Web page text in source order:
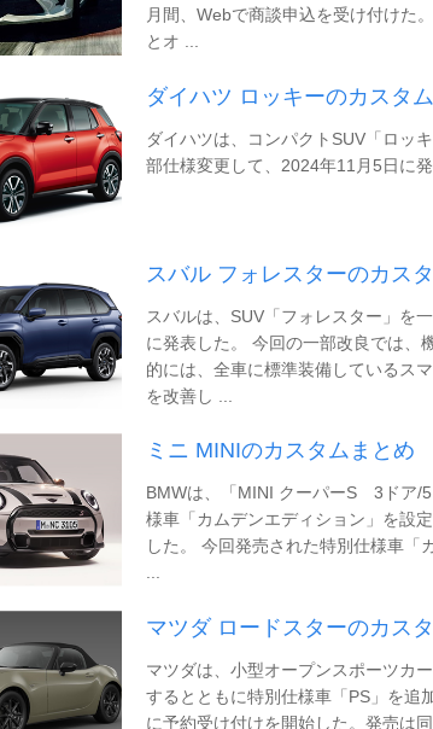
月間、Webで商談申込を受け付けた
とオ ...
ダイハツ ロッキーのカスタ
ダイハツは、コンパクトSUV「ロッ
部仕様変更して、2024年11月5日に発
スバル フォレスターのカス
スバルは、SUV「フォレスター」を
に発表した。 今回の一部改良では、
的には、全車に標準装備しているス
を改善し ...
ミニ MINIのカスタムまとめ
BMWは、「MINI クーパーS 3ドア/
様車「カムデンエディション」を設
した。 今回発売された特別仕様車「
...
マツダ ロードスターのカス
マツダは、小型オープンスポーツカ
するとともに特別仕様車「PS」を追
に予約受け付けを開始した。発売は